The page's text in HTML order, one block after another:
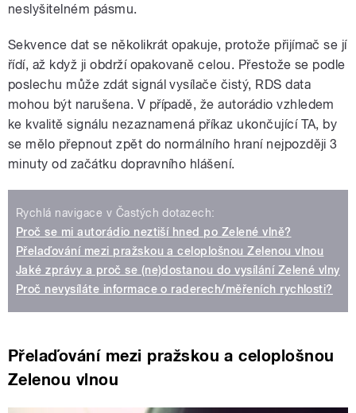
neslyšitelném pásmu.
Sekvence dat se několikrát opakuje, protože přijímač se jí
řídí, až když ji obdrží opakovaně celou. Přestože se podle
poslechu může zdát signál vysílače čistý, RDS data
mohou být narušena. V případě, že autorádio vzhledem
ke kvalitě signálu nezaznamená příkaz ukončující TA, by
se mělo přepnout zpět do normálního hraní nejpozději 3
minuty od začátku dopravního hlášení.
Rychlá navigace v Častých dotazech:
Proč se mi autorádio neztiší hned po Zelené vlně?
Přelaďování mezi pražskou a celoplošnou Zelenou vlnou
Jaké zprávy a proč se (ne)dostanou do vysílání Zelené vlny
Proč nevysíláte informace o raderech/měřeních rychlosti?
Přelaďování mezi pražskou a celoplošnou
Zelenou vlnou